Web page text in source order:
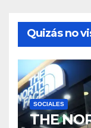
Quizás no
SOCIALES
THE